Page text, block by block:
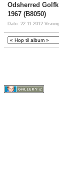
Odsherred
1967 (B8050)
Dato: 22-11-2012